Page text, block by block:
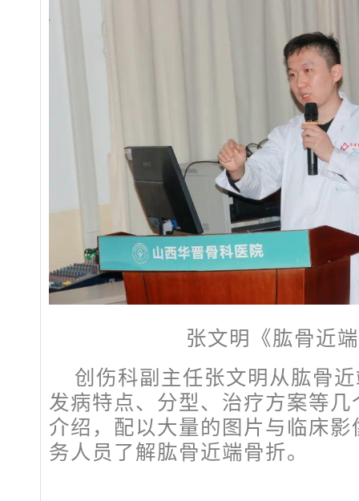
张文明《肱骨近
创伤科副主任张文明从肱骨
发病特点、分型、治疗方案等
介绍，配以大量的图片与临床
务人员了解肱骨近端骨折。